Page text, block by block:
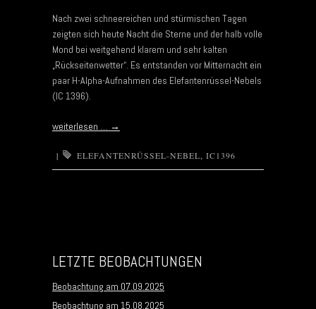
Nach zwei schneereichen und stürmischen Tagen
zeigten sich heute Nacht die Sterne und der halb volle
Mond bei weitgehend klarem und sehr kalten
„Rückseitenwetter“. Es entstanden vor Mitternacht ein
paar H-Alpha-Aufnahmen des Elefantenrüssel-Nebels
(IC 1396).
weiterlesen … →
| ELEFANTENRÜSSEL-NEBEL, IC1396
LETZTE BEOBACHTUNGEN
Beobachtung am 07.09.2025
Beobachtung am 15.08.2025